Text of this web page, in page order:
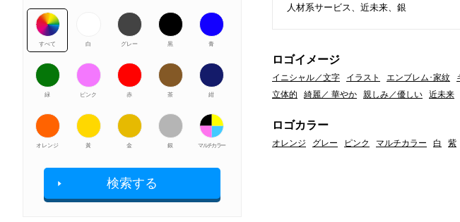
すべて 白 グレー 黒 青
緑 ピンク 赤 茶 紺
オレンジ 黃 金 銀 マルチカラー
検索する
人材系サービス、近未来、銀
ロゴイメージ
イニシャル／文字 イラスト エンブレム･家紋
立体的
綺麗／ 華やか 親しみ／優しい 近未来
ロゴカラー
オレンジ グレー ピンク マルチカラー 白 紫